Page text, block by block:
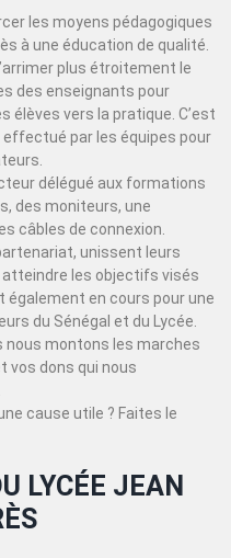
les moyens pédagogiques
à une éducation de qualité.
plus étroitement le
des enseignants pour
élèves vers la pratique. C’est
par les équipes pour
délégué aux formations
des moniteurs, une
câbles de connexion.
unissent leurs
les objectifs visés
également en cours pour une
du Sénégal et du Lycée.
nous montons les marches
vos dons qui nous
cause utile ? Faites le
LYCÉE JEAN